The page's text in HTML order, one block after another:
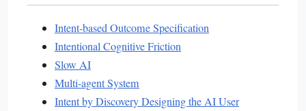
Intent-based Outcome Specification
Intentional Cognitive Friction
Slow AI
Multi-agent System
Intent by Discovery Designing the AI User